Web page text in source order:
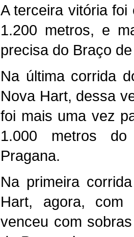
A terceira vitória foi
1.200 metros, e
precisa do Braço
Na última corrida
Nova Hart, dessa
foi mais uma vez
1.000 metros
Pragana.
Na primeira
Hart, agora, com
venceu com